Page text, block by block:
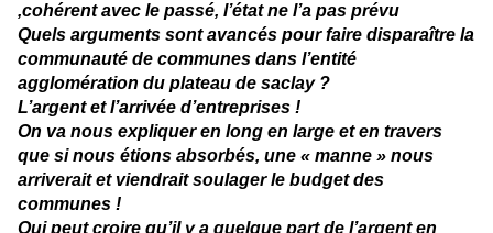
,cohérent avec le passé, l’état ne l’a pas prévu
Quels arguments sont avancés pour faire disparaître la
communauté de communes dans l’entité
agglomération du plateau de saclay ?
L’argent et l’arrivée d’entreprises !
On va nous expliquer en long en large et en travers
que si nous étions absorbés, une « manne » nous
arriverait et viendrait soulager le budget des
communes !
Qui peut croire qu’il y a quelque part de l’argent en